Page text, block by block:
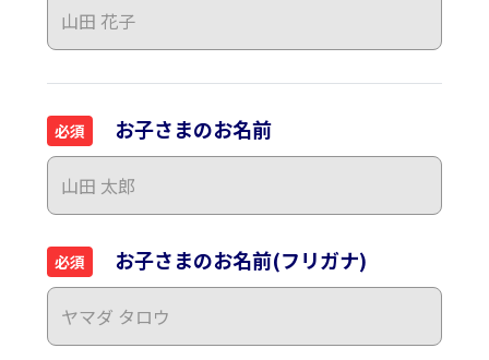
必須 お子さまのお名前
必須 お子さまのお名前(フリガナ)